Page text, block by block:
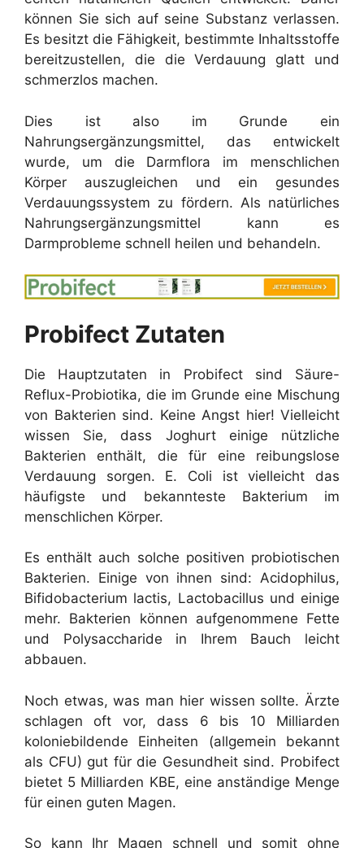
können Sie sich auf seine Substanz verlassen.
Es besitzt die Fähigkeit, bestimmte Inhaltsstoffe
bereitzustellen, die die Verdauung glatt und
schmerzlos machen.
Dies ist also im Grunde ein
Nahrungsergänzungsmittel, das entwickelt
wurde, um die Darmflora im menschlichen
Körper auszugleichen und ein gesundes
Verdauungssystem zu fördern. Als natürliches
Nahrungsergänzungsmittel kann es
Darmprobleme schnell heilen und behandeln.
Probifect Zutaten
Die Hauptzutaten in Probifect sind Säure-
Reflux-Probiotika, die im Grunde eine Mischung
von Bakterien sind. Keine Angst hier! Vielleicht
wissen Sie, dass Joghurt einige nützliche
Bakterien enthält, die für eine reibungslose
Verdauung sorgen. E. Coli ist vielleicht das
häufigste und bekannteste Bakterium im
menschlichen Körper.
Es enthält auch solche positiven probiotischen
Bakterien. Einige von ihnen sind: Acidophilus,
Bifidobacterium lactis, Lactobacillus und einige
mehr. Bakterien können aufgenommene Fette
und Polysaccharide in Ihrem Bauch leicht
abbauen.
Noch etwas, was man hier wissen sollte. Ärzte
schlagen oft vor, dass 6 bis 10 Milliarden
koloniebildende Einheiten (allgemein bekannt
als CFU) gut für die Gesundheit sind. Probifect
bietet 5 Milliarden KBE, eine anständige Menge
für einen guten Magen.
So kann Ihr Magen schnell und somit ohne